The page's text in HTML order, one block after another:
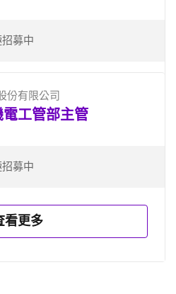
募中
份有限公司
電工管部主管
募中
看更多